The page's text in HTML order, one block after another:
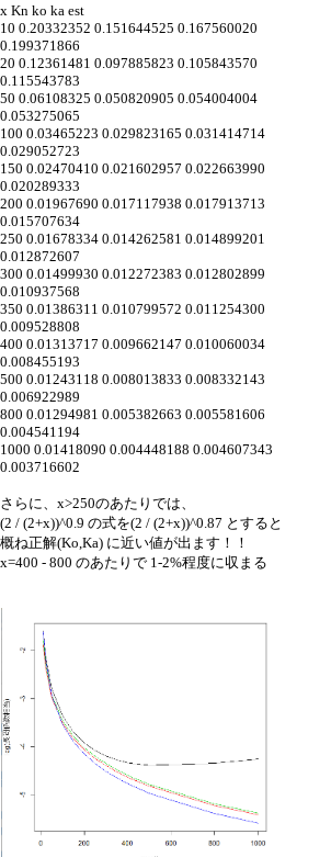
x Kn ko ka est
10 0.20332352 0.151644525 0.167560020
0.199371866
20 0.12361481 0.097885823 0.105843570
0.115543783
50 0.06108325 0.050820905 0.054004004
0.053275065
100 0.03465223 0.029823165 0.031414714
0.029052723
150 0.02470410 0.021602957 0.022663990
0.020289333
200 0.01967690 0.017117938 0.017913713
0.015707634
250 0.01678334 0.014262581 0.014899201
0.012872607
300 0.01499930 0.012272383 0.012802899
0.010937568
350 0.01386311 0.010799572 0.011254300
0.009528808
400 0.01313717 0.009662147 0.010060034
0.008455193
500 0.01243118 0.008013833 0.008332143
0.006922989
800 0.01294981 0.005382663 0.005581606
0.004541194
1000 0.01418090 0.004448188 0.004607343
0.003716602
さらに、x>250のあたりでは、
(2 / (2+x))^0.9 の式を(2 / (2+x))^0.87 とすると
概ね正解(Ko,Ka) に近い値が出ます！！
x=400 - 800 のあたりで 1-2%程度に収まる